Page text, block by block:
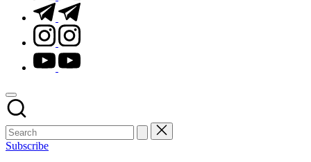
t.me
instagram.com
youtube.com
Subscribe